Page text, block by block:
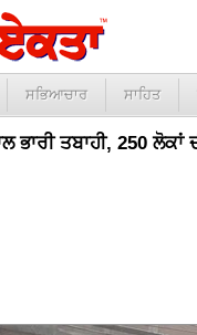
ਸਭਿਆਚਾਰ ਸਾਹਿਤ
ਭਾਰੀ ਤਬਾਹੀ, 250 ਲੋਕਾਂ